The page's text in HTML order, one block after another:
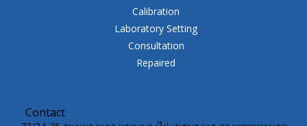
Calibration
Laboratory Setting
Consultation
Repaired
Contact